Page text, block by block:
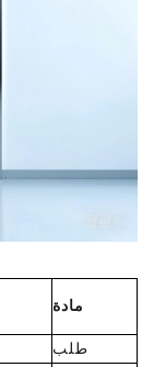
مادة
طلب